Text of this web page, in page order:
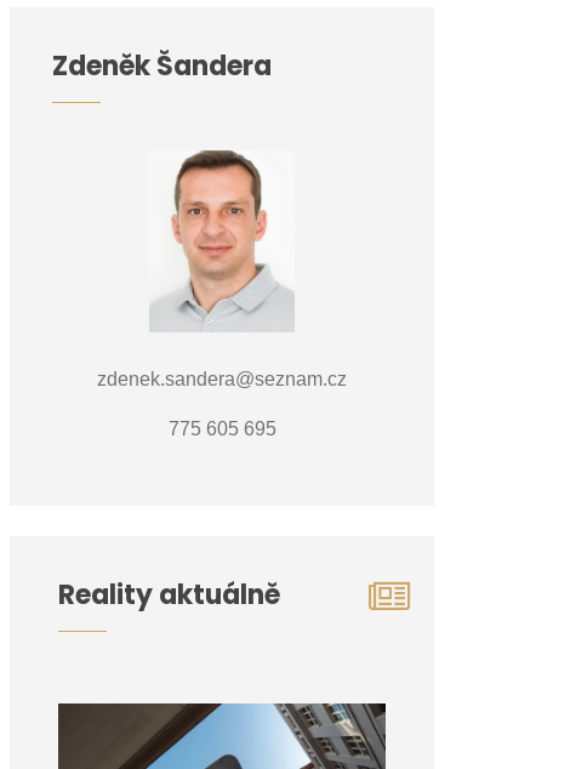
Zdeněk Šandera
zdenek.sandera@seznam.cz
775 605 695
Reality aktuálně